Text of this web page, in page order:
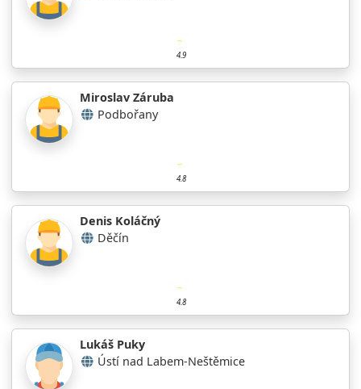
4.9
Miroslav Záruba
Podbořany
4.8
Denis Koláčný
Děčín
4.8
Lukáš Puky
Ústí nad Labem-Neštěmice